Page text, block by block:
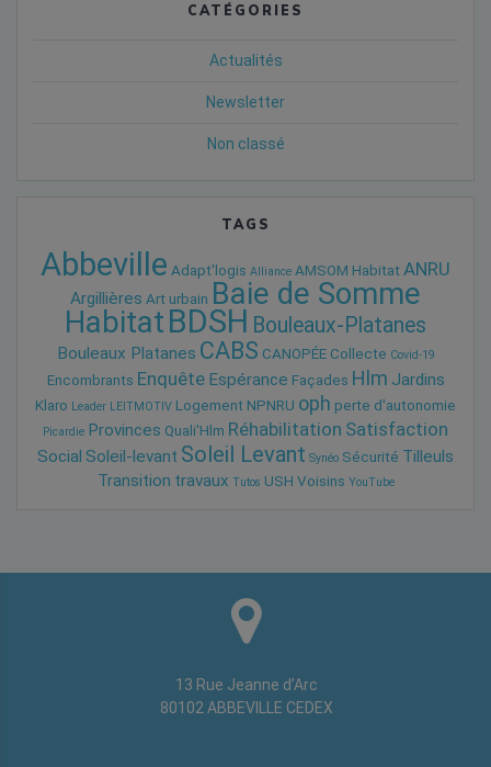
CATÉGORIES
Actualités
Newsletter
Non classé
TAGS
Abbeville Adapt'logis Alliance AMSOM Habitat ANRU
Argillières Art urbain Baie de Somme
HabitatBDSH Bouleaux-Platanes
Bouleaux Platanes CABS CANOPÉE Collecte Covid-19
Encombrants Enquête Espérance Façades Hlm Jardins
Klaro Leader LEITMOTIV Logement NPNRU oph perte d'autonomie
Picardie Provinces Quali'Hlm Réhabilitation Satisfaction
Social Soleil-levant Soleil Levant Synéo Sécurité Tilleuls
Transition travaux Tutos USH Voisins YouTube
13 Rue Jeanne d’Arc
80102 ABBEVILLE CEDEX